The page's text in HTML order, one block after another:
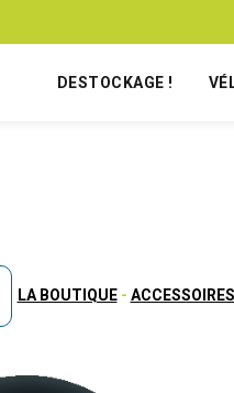
!
DESTOCKAGE !
LA BOUTIQUE - ACCESSOIRES